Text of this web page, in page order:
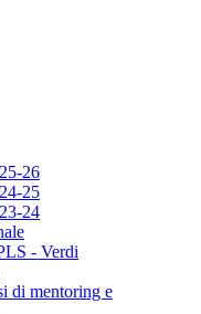
26
25
24
- Verdi
di mentoring e